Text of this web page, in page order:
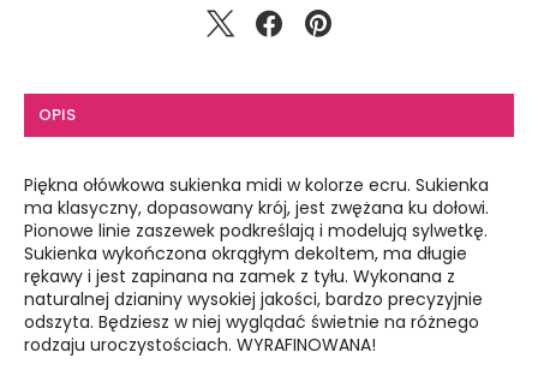
OPIS
Piękna ołówkowa sukienka midi w kolorze ecru. Sukienka
ma klasyczny, dopasowany krój, jest zwężana ku dołowi.
Pionowe linie zaszewek podkreślają i modelują sylwetkę.
Sukienka wykończona okrągłym dekoltem, ma długie
rękawy i jest zapinana na zamek z tyłu. Wykonana z
naturalnej dzianiny wysokiej jakości, bardzo precyzyjnie
odszyta. Będziesz w niej wyglądać świetnie na różnego
rodzaju uroczystościach. WYRAFINOWANA!